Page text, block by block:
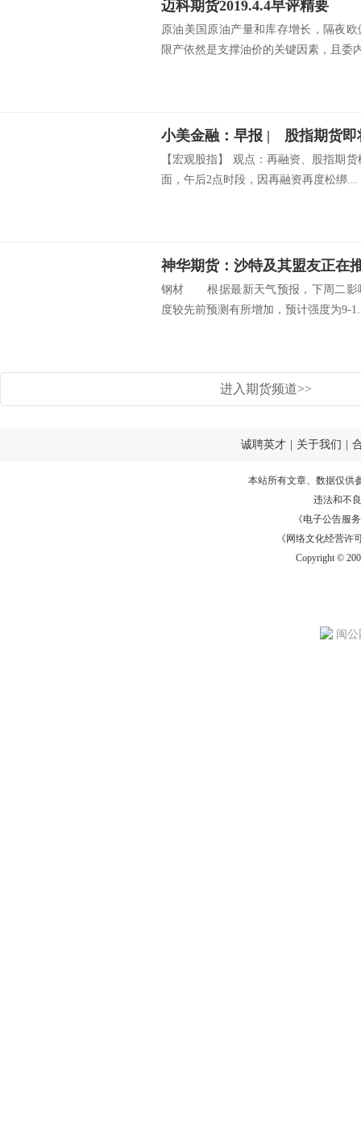
迈科期货2019.4.4早评精要
原油美国原油产量和库存增长，隔夜
限产依然是支撑油价的关键因素，且委
【宏观股指】 观点：再融资、股指期
面，午后2点时段，因再融资再度松绑...
神华期货：沙特及其盟友正在
钢材 根据最新天气预报，下周二影
度较先前预测有所增加，预计强度为9-
进入期货频道>>
诚聘英才 关于我们
本站所有文章、数据仅供
违法和不
《电子公告服务
《网络文化经营许
Copyright ©
闽公